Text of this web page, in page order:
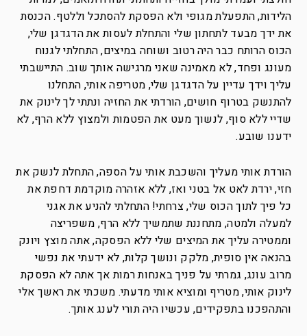
הלידות, התפעלת מגופי ולא הפסקת להסתכל וללטף. הכנסת
את ידך מבעד לתחתון שלי והתחלת לעסות את הדגדגן שלי,
הכוס הרותח כבר היה רטוב ושוחה במיצים, התחלתי לגנוח
מעונג ופחד, לא מאמינה שאני מרגישה אותך שוב. התיישבתי
עליך וידך עדיין על הדגדגן שלי, מטריפה אותי, התחלנו
להתנשק בטרוף חושים, הורדתי את החזיה ונתתי לך לינוק את
שדיי ללא סוף, לנשוך מעט את הפטמות ולמצוץ ללא הרף, לא
ידענו שובע.
הורדת אותי מעליך והשכבת אותי על הספה, התחלת לנשק את
חזי, ירדת לאט אל בטני ואז, ללא אזהרה מוקדמת דחפת את
כל פיך לתוך הכוס שלי, צרחתי! התחלתי להניע את אגני
למעלה ולמטה, מתחננת שתמשיך ללא הרף, משפריצה
וממטירה עליך את המיצים שלי ללא הפסקה, אתה מוצץ ויונק
בהנאה אין סופית, מלקק ונושך קלות, לא ידעתי את נפשי
מרוב עונג, גמרתי על פניך באנחות רמות אך אתה לא הפסקת
לינוק אותי, מטריף ומוציא אותי מדעתי. משכתי את ראשך אלי
והתהפכנו בתפקידים, עכשיו היה תורי לענג אותך.